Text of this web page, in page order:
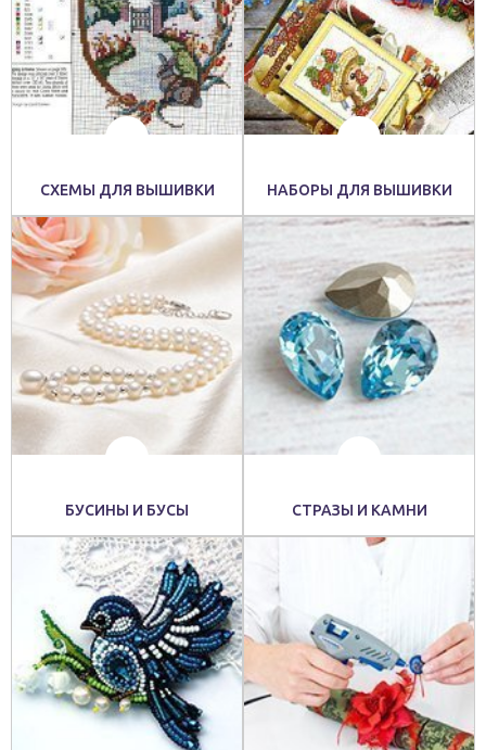
СХЕМЫ ДЛЯ ВЫШИВКИ НАБОРЫ ДЛЯ ВЫШИВКИ
БУСИНЫ И БУСЫ СТРАЗЫ И КАМНИ